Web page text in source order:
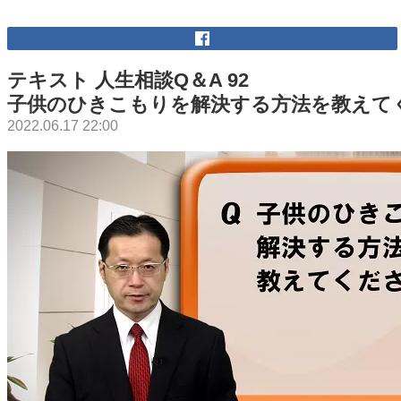
テキスト 人生相談Q＆A 92
子供のひきこもりを解決する方法を教えて
2022.06.17 22:00